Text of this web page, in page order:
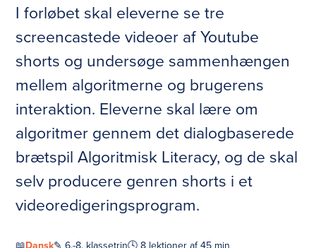
I forløbet skal eleverne se tre
screencastede videoer af Youtube
shorts og undersøge sammenhængen
mellem algoritmerne og brugerens
interaktion. Eleverne skal lære om
algoritmer gennem det dialogbaserede
brætspil Algoritmisk Literacy, og de skal
selv producere genren shorts i et
videoredigeringsprogram.